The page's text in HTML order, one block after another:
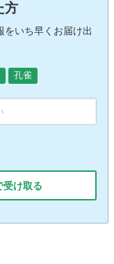
方
をいち早くお届け出
孔雀
け取る